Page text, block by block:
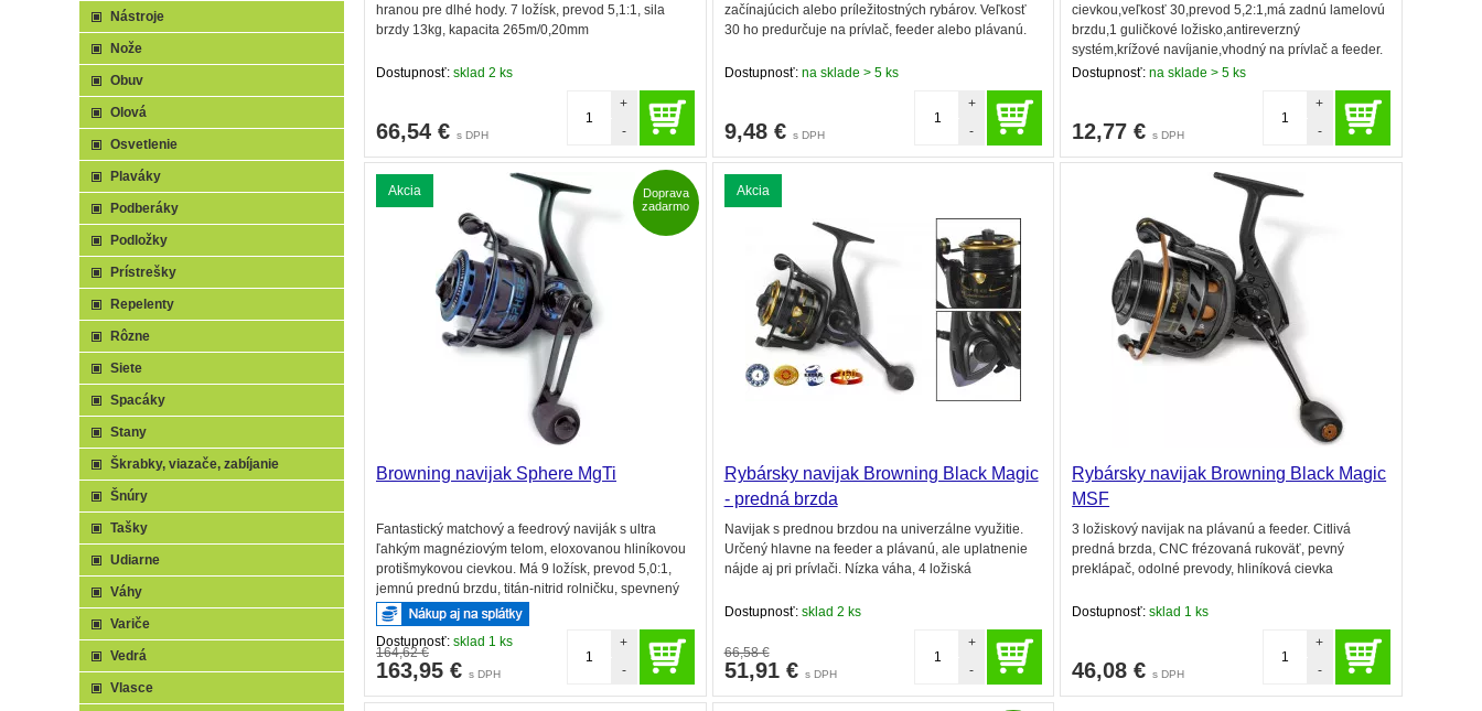
hranou pre dlhé hody. 7 ložísk, prevod 5,1:1, sila
brzdy 13kg, kapacita 265m/0,20mm
Dostupnosť: sklad 2 ks
66,54 € s DPH
+
-
začínajúcich alebo príležitostných rybárov. Veľkosť
30 ho predurčuje na prívlač, feeder alebo plávanú.
Dostupnosť:na sklade > 5 ks
9,48 € s DPH
+
-
cievkou,veľkosť 30,prevod 5,2:1,má zadnú lamelovú
brzdu,1 guličkové ložisko,antireverzný
systém,krížové navíjanie,vhodný na prívlač a feeder.
Dostupnosť: na sklade > 5 ks
12,77 € s DPH
+
-
Akcia
Browning navijak Sphere MgTi
Fantastický matchový a feedrový naviják s ultra
ľahkým magnéziovým telom, eloxovanou hliníkovou
protišmykovou cievkou. Má 9 ložísk, prevod 5,0:1,
jemnú prednú brzdu, titán-nitrid rolničku, spevnený
preklápač, náhradnú cievku a ešte viac.
Dostupnosť: sklad 1 ks
164,62 €
163,95 € s DPH
+
-
Doprava
zadarmo
Akcia
Rybársky navijak Browning Black Magic
- predná brzda
Navijak s prednou brzdou na univerzálne využitie.
Určený hlavne na feeder a plávanú, ale uplatnenie
nájde aj pri prívlači. Nízka váha, 4 ložiská
Dostupnosť: sklad 2 ks
66,58 €
51,91 € s DPH
+
-
Rybársky navijak Browning Black Magic
MSF
3 ložiskový navijak na plávanú a feeder. Citlivá
predná brzda, CNC frézovaná rukoväť, pevný
preklápač, odolné prevody, hliníková cievka
Dostupnosť: sklad 1 ks
46,08 € s DPH
+
-
Nástroje
Nože
Obuv
Olová
Osvetlenie
Plaváky
Podberáky
Podložky
Prístrešky
Repelenty
Rôzne
Siete
Spacáky
Stany
Škrabky, viazače, zabíjanie
Šnúry
Tašky
Udiarne
Váhy
Variče
Vedrá
Vlasce